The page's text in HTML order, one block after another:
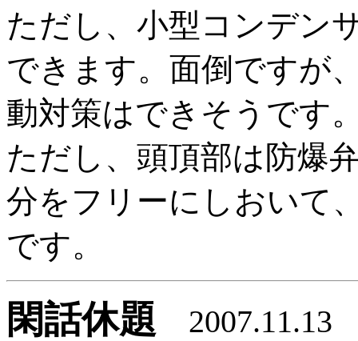
ただし、小型コンデン
できます。面倒ですが
動対策はできそうです
ただし、頭頂部は防爆
分をフリーにしおいて
です。
閑話休題 2007.11.13